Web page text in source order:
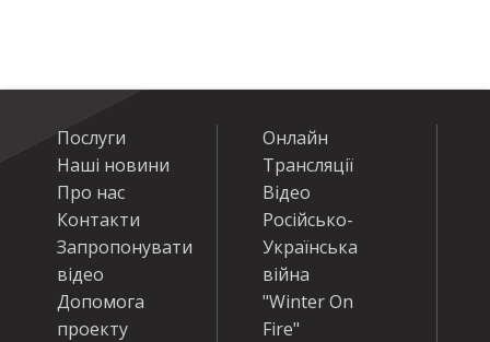
Послуги
Наші новини
Про нас
Контакти
Запропонувати
відео
Допомога
проекту
Онлайн
Трансляції
Відео
Російсько-
Українська
війна
"Winter On
Fire"